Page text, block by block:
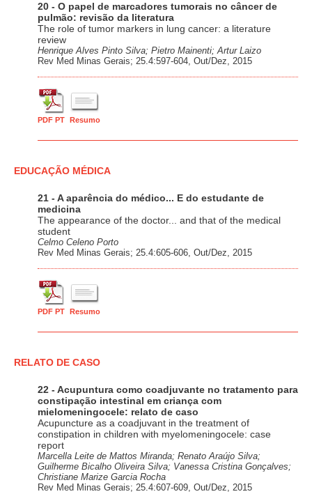
20 - O papel de marcadores tumorais no câncer de
pulmão: revisão da literatura
The role of tumor markers in lung cancer: a literature
review
Henrique Alves Pinto Silva; Pietro Mainenti; Artur Laizo
Rev Med Minas Gerais; 25.4:597-604, Out/Dez, 2015
PDF PT Resumo
EDUCAÇÃO MÉDICA
21 - A aparência do médico... E do estudante de
medicina
The appearance of the doctor... and that of the medical
student
Celmo Celeno Porto
Rev Med Minas Gerais; 25.4:605-606, Out/Dez, 2015
PDF PT Resumo
RELATO DE CASO
22 - Acupuntura como coadjuvante no tratamento para
constipação intestinal em criança com
mielomeningocele: relato de caso
Acupuncture as a coadjuvant in the treatment of
constipation in children with myelomeningocele: case
report
Marcella Leite de Mattos Miranda; Renato Araújo Silva;
Guilherme Bicalho Oliveira Silva; Vanessa Cristina Gonçalves;
Christiane Marize Garcia Rocha
Rev Med Minas Gerais; 25.4:607-609, Out/Dez, 2015